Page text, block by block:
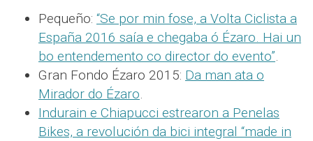
Pequeño: “Se por min fose, a Volta Ciclista a
España 2016 saía e chegaba ó Ézaro. Hai un
bo entendemento co director do evento”.
Gran Fondo Ézaro 2015: Da man ata o
Mirador do Ézaro.
Indurain e Chiapucci estrearon a Penelas
Bikes, a revolución da bici integral “made in